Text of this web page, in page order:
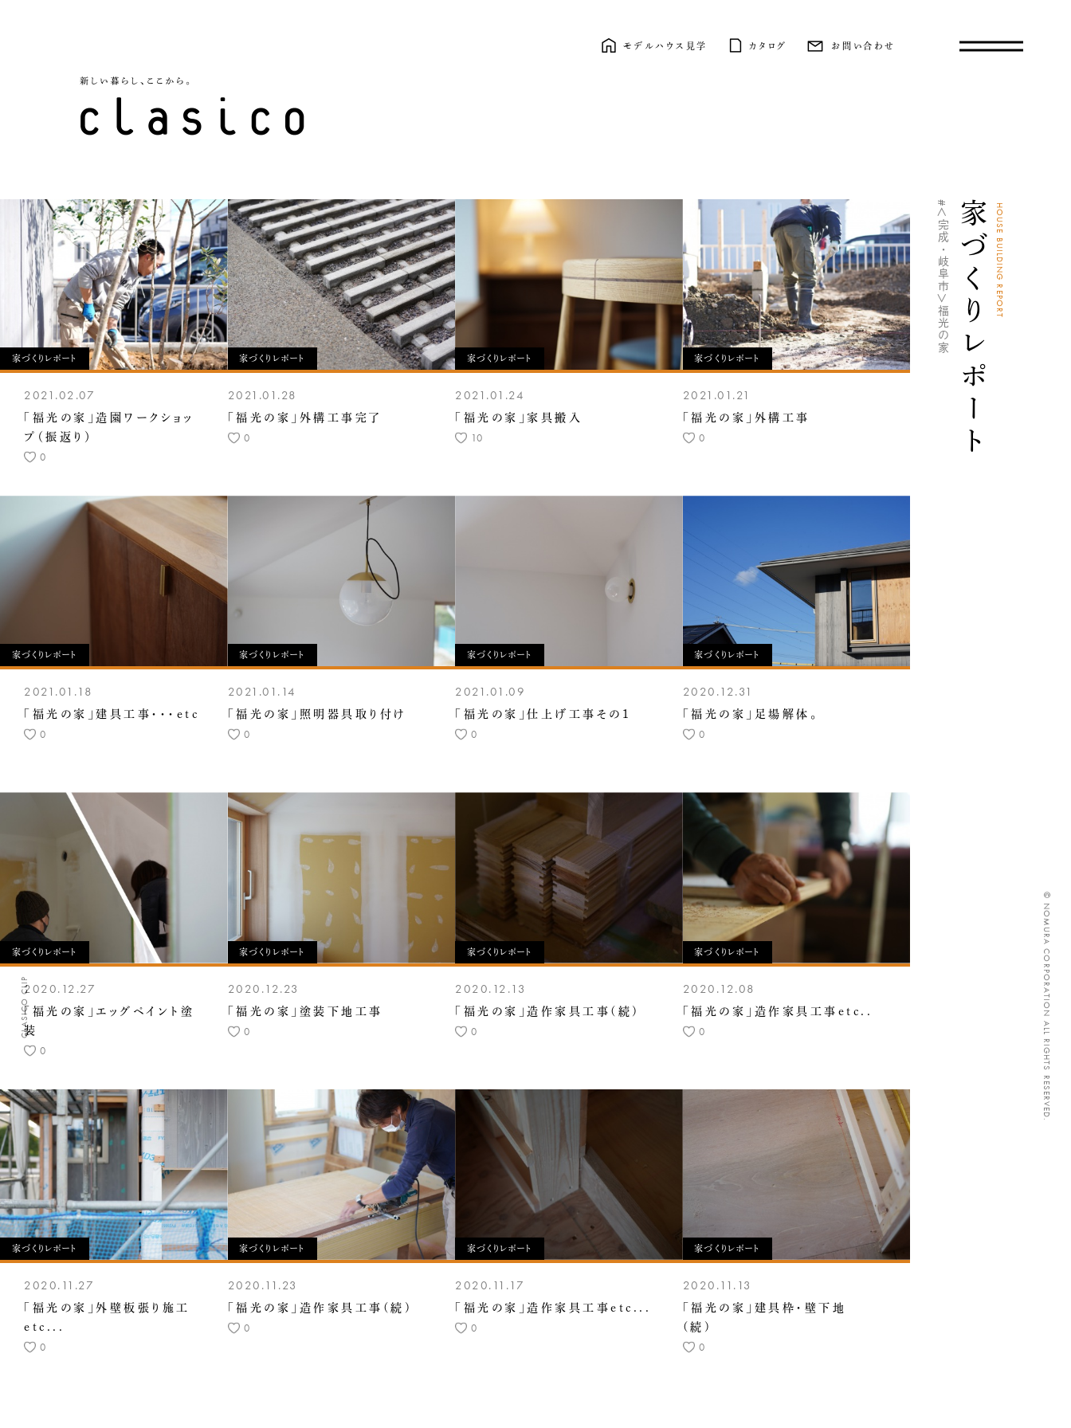
モデルハウス見学 カタログ お問い合わせ
家づくりレポートHOUSE BUILDING REPORT
#＜完成・岐阜市＞福光の家
家づくりレポート
2021.02.07
「福光の家」造園ワークショッ
プ（振返り）
0
家づくりレポート
2021.01.28
「福光の家」外構工事完了
0
家づくりレポート
2021.01.24
「福光の家」家具搬入
10
家づくりレポート
2021.01.21
「福光の家」外構工事
0
家づくりレポート
2021.01.18
「福光の家」建具工事・・・etc
0
家づくりレポート
2021.01.14
「福光の家」照明器具取り付け
0
家づくりレポート
2021.01.09
「福光の家」仕上げ工事その１
0
家づくりレポート
2020.12.31
「福光の家」足場解体。
0
家づくりレポート
2020.12.27
「福光の家」エッグペイント塗
装
0
家づくりレポート
2020.12.23
「福光の家」塗装下地工事
0
家づくりレポート
2020.12.13
「福光の家」造作家具工事(続)
0
家づくりレポート
2020.12.08
「福光の家」造作家具工事etc..
0
家づくりレポート
2020.11.27
「福光の家」外壁板張り施工
etc...
0
家づくりレポート
2020.11.23
「福光の家」造作家具工事(続)
0
家づくりレポート
2020.11.17
「福光の家」造作家具工事etc...
0
家づくりレポート
2020.11.13
「福光の家」建具枠・壁下地
(続)
0
CLASICO CLIP © NOMURA CORPORATION ALL RIGHTS RESERVED.